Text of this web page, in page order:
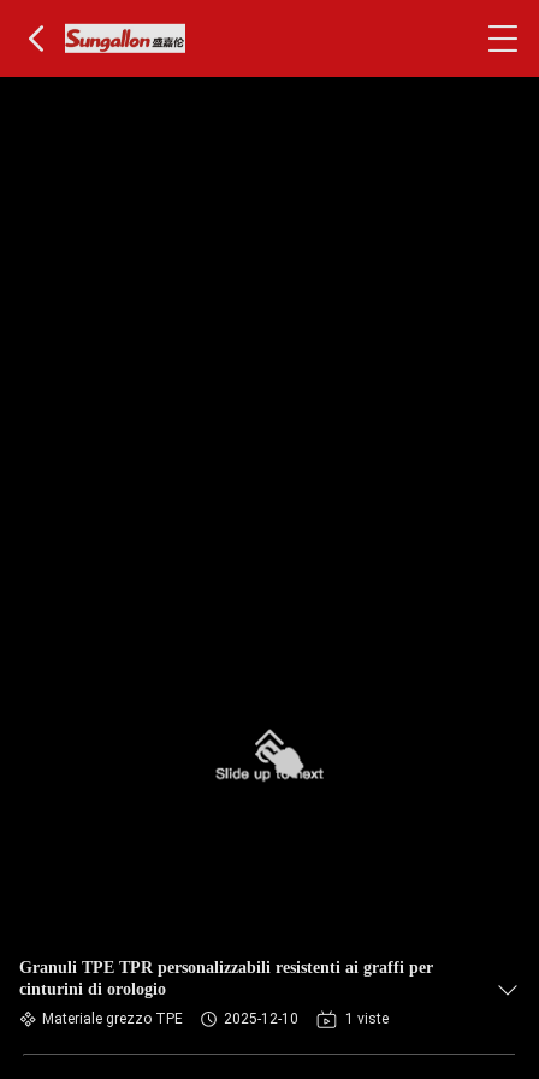
Granuli TPE TPR personalizzabili resistenti ai graffi per
cinturini di orologio
Materiale grezzo TPE 2025-12-10 1 viste